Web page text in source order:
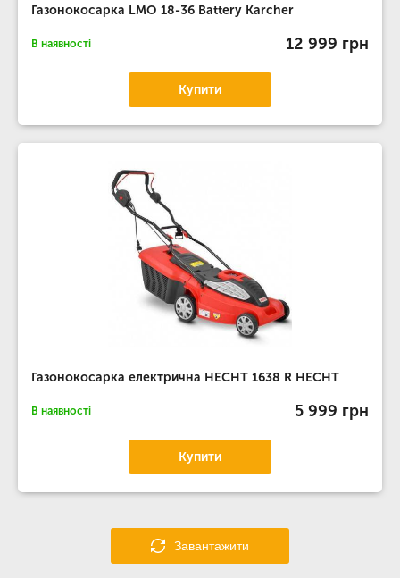
Газонокосарка LMO 18-36 Battery Karcher
В наявності 12 999 грн
Купити
Газонокосарка електрична HECHT 1638 R HECHT
В наявності 5 999 грн
Купити
Завантажити